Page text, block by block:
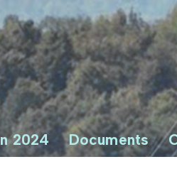
2024 Documents